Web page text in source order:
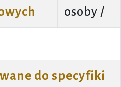
osoby /
do specyfiki